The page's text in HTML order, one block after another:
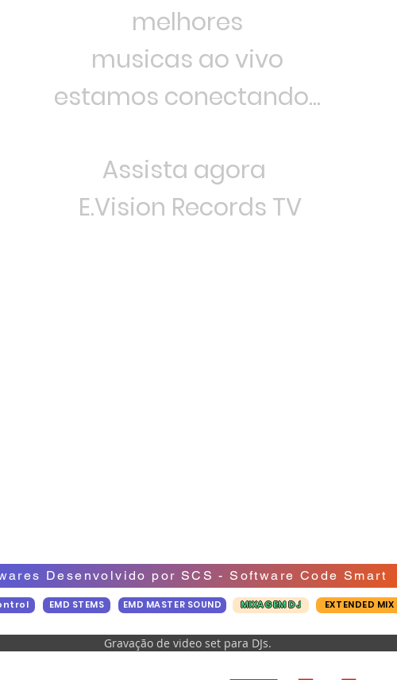
melhores
musicas ao vivo
estamos conectando...
Assista agora
E.Vision Records TV
Desenvolvido por SCS - Software Code Smart
EMD STEMS EMD MASTER SOUND MIXAGEM DJ EXTENDED
Gravação de video set para DJs.